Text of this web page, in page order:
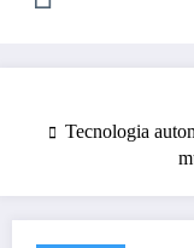
Tecnologia